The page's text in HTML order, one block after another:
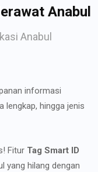
Anabul
Anabul
informasi
lengkap, hingga jenis
Fitur Tag Smart ID
yang hilang dengan